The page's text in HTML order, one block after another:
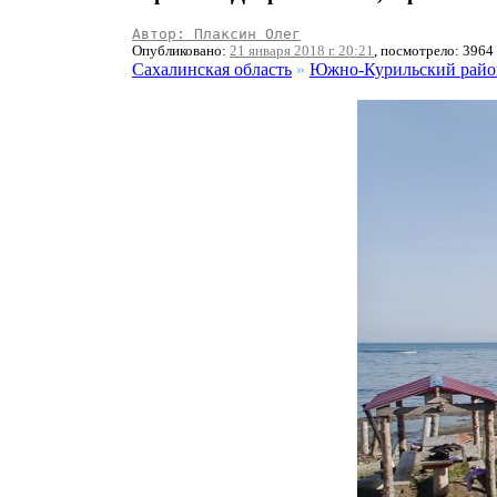
Автор: Плаксин Олег
Опубликовано: 21 января 2018 г. 20:21, посмотрело: 3964
Сахалинская область » Южно-Курильский